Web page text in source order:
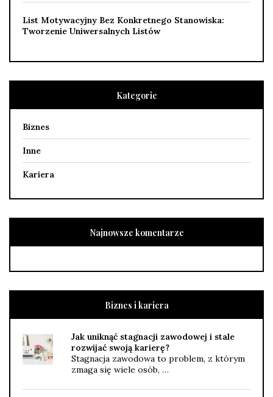
List Motywacyjny Bez Konkretnego Stanowiska:
Tworzenie Uniwersalnych Listów
Kategorie
Biznes
Inne
Kariera
Najnowsze komentarze
Biznes i kariera
Jak uniknąć stagnacji zawodowej i stale
rozwijać swoją karierę?
Stagnacja zawodowa to problem, z którym
zmaga się wiele osób, …